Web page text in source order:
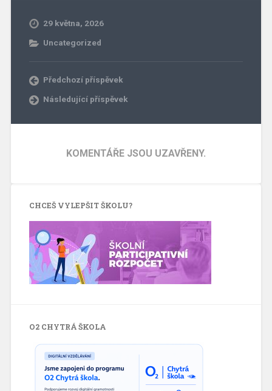
29 května, 2026
Uncategorized
Předchozí příspěvek
Následující příspěvek
KOMENTÁŘE JSOU UZAVŘENY.
CHCEŠ VYLEPŠIT ŠKOLU?
O2 CHYTRÁ ŠKOLA